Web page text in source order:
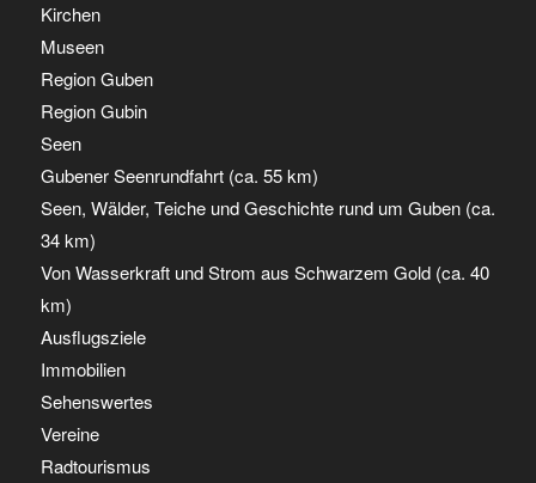
Kirchen
Museen
Region Guben
Region Gubin
Seen
Gubener Seenrundfahrt (ca. 55 km)
Seen, Wälder, Teiche und Geschichte rund um Guben (ca.
34 km)
Von Wasserkraft und Strom aus Schwarzem Gold (ca. 40
km)
Ausflugsziele
Immobilien
Sehenswertes
Vereine
Radtourismus